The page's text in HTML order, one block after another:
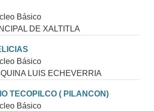
Básico
DE XALTITLA
Básico
LUIS ECHEVERRIA
TECOPILCO ( PILANCON)
Básico